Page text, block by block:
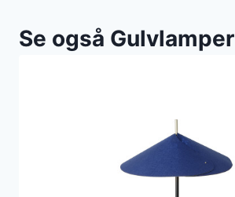
Se også Gulvlamper